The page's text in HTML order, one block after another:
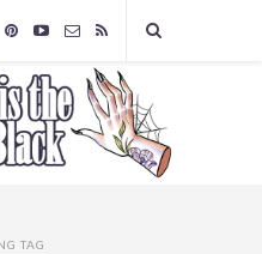
TAG